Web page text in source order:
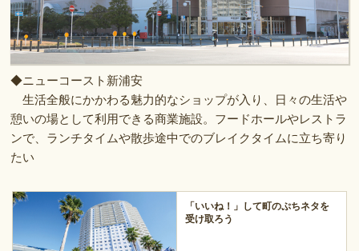
◆ニューコースト新浦安
生活全般にかかわる魅力的なショップが入り、日々の生活や
憩いの場として利用できる商業施設。フードホールやレストラ
ンで、ランチタイムや散歩途中でのブレイクタイムに立ち寄り
たい
「いいね！」して町のぷちネタを
受け取ろう